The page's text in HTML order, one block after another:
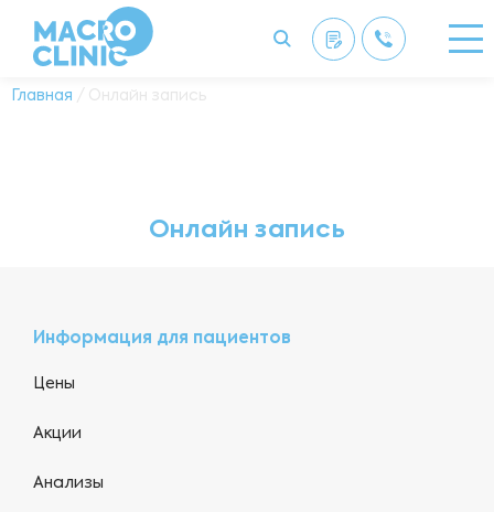
Главная / Онлайн запись
Онлайн запись
Информация для пациентов
Цены
Акции
Анализы